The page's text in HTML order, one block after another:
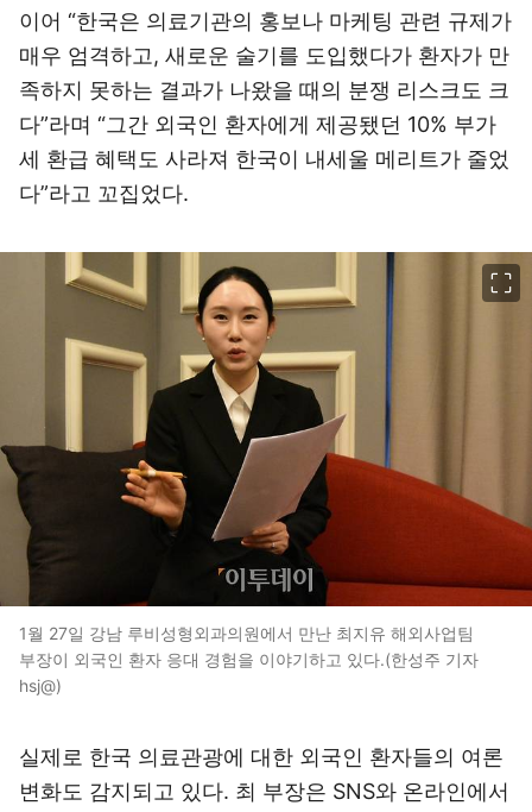
이어 “한국은 의료기관의 홍보나 마케팅 관련 규제가
매우 엄격하고, 새로운 술기를 도입했다가 환자가 만
족하지 못하는 결과가 나왔을 때의 분쟁 리스크도 크
다”라며 “그간 외국인 환자에게 제공됐던 10% 부가
세 환급 혜택도 사라져 한국이 내세울 메리트가 줄었
다”라고 꼬집었다.
1월 27일 강남 루비성형외과의원에서 만난 최지유 해외사업팀
부장이 외국인 환자 응대 경험을 이야기하고 있다.(한성주 기자
hsj@)
실제로 한국 의료관광에 대한 외국인 환자들의 여론
변화도 감지되고 있다. 최 부장은 SNS와 온라인에서